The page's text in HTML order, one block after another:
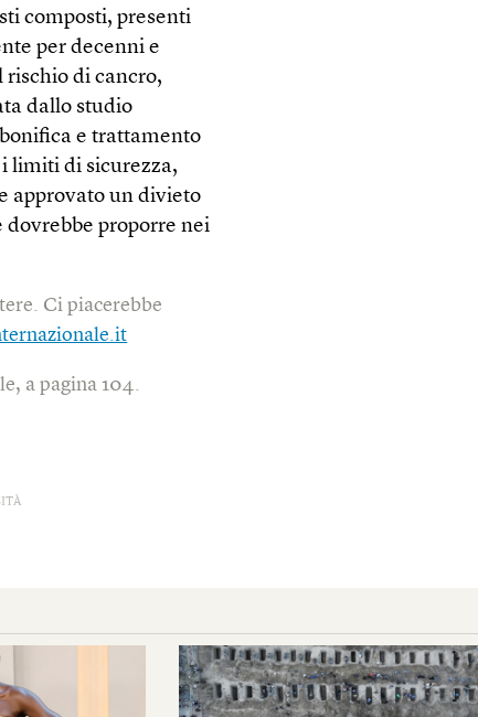
composti, presenti
per decenni e
rischio di cancro,
dallo studio
e trattamento
limiti di sicurezza,
approvato un divieto
proporre nei
Ci piacerebbe
a pagina 104.